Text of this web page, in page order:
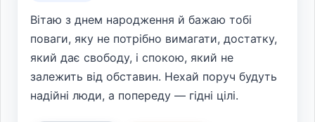
Вітаю з днем народження й бажаю тобі
поваги, яку не потрібно вимагати, достатку,
який дає свободу, і спокою, який не
залежить від обставин. Нехай поруч будуть
надійні люди, а попереду — гідні цілі.